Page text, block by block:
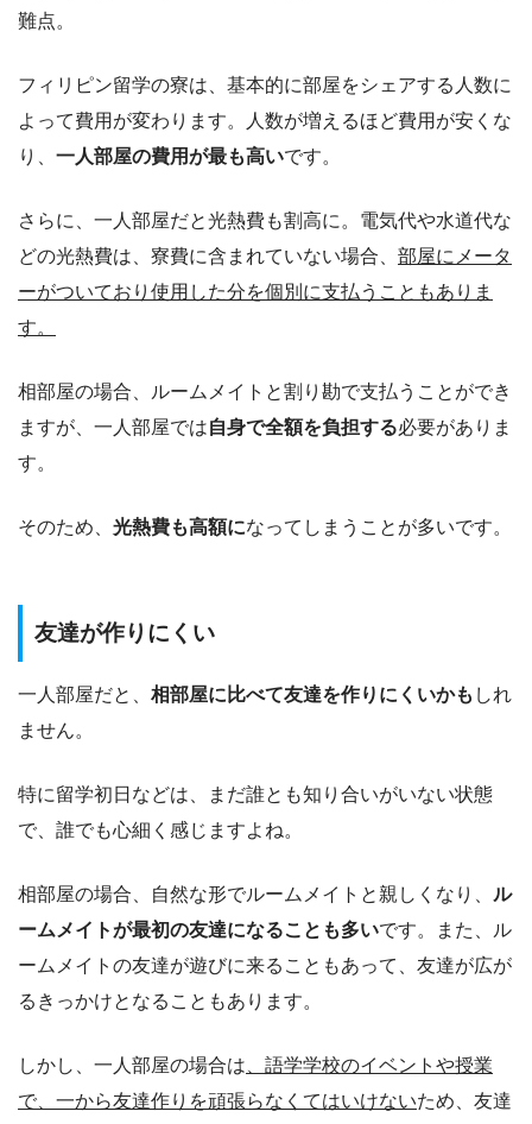
難点。
フィリピン留学の寮は、基本的に部屋をシェアする人数に
よって費用が変わります。人数が増えるほど費用が安くな
り、 一人部屋の費用が最も高いです。
さらに、一人部屋だと光熱費も割高に。電気代や水道代な
どの光熱費は、寮費に含まれていない場合、 部屋にメータ
ーがついており使用した分を個別に支払うこともありま
す。
相部屋の場合、ルームメイトと割り勘で支払うことができ
ますが、一人部屋では自身で全額を負担する必要がありま
す。
そのため、 光熱費も高額になってしまうことが多いです。
友達が作りにくい
一人部屋だと、 相部屋に比べて友達を作りにくいかも しれ
ません。
特に留学初日などは、まだ誰とも知り合いがいない状態
で、誰でも心細く感じますよね。
相部屋の場合、自然な形でルームメイトと親しくなり、 ル
ームメイトが最初の友達になることも多いです。また、ル
ームメイトの友達が遊びに来ることもあって、友達が広が
るきっかけとなることもあります。
しかし、一人部屋の場合は、語学学校のイベントや授業
で、一から友達作りを頑張らなくてはいけないため、友達